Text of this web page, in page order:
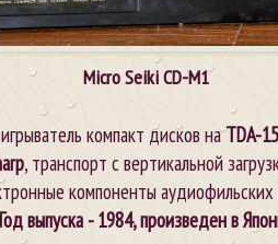
Micro SeikiCD-M1
компакт дисков наTDA-
, транспорт с вертикальной
компоненты аудиофильских
Год выпуска - 1984, произведен в